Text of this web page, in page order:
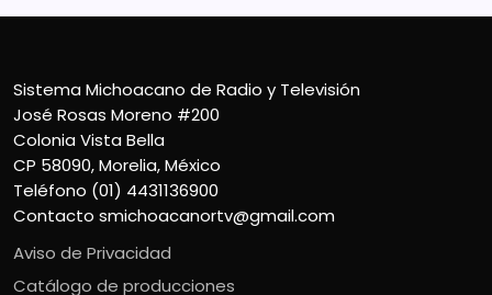
Sistema Michoacano de Radio y Televisión
José Rosas Moreno #200
Colonia Vista Bella
CP 58090, Morelia, México
Teléfono (01) 4431136900
Contacto smichoacanortv@gmail.com
Aviso de Privacidad
Catálogo de producciones